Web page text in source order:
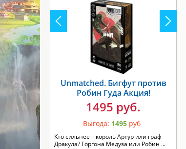
Unmatched. Бигфут против
Робин Гуда Акция!
1495 руб.
Выгода: 1495 руб
Кто сильнее – король Артур или граф
Дракула? Горгона Медуза или Робин ...